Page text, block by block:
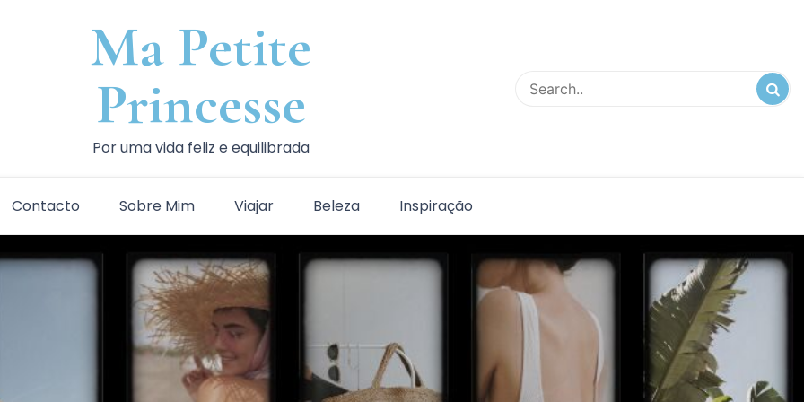
Ma Petite
Princesse
Por uma vida feliz e equilibrada
Contacto Sobre Mim Viajar Beleza Inspiração